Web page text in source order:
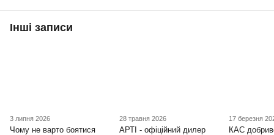
Інші записи
3 липня 2026
Чому не варто боятися
28 травня 2026
АРТІ - офіційний дилер
17 березня
КАС